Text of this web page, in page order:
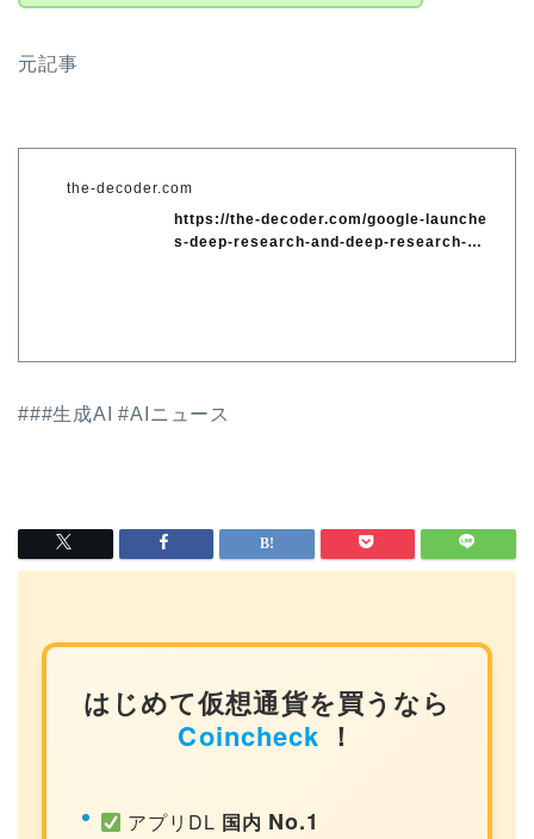
元記事
the-decoder.com
https://the-decoder.com/google-launche
s-deep-research-and-deep-research-ma
###生成AI #AIニュース
はじめて仮想通貨を買うなら
Coincheck ！
アプリDL 国内 No.1